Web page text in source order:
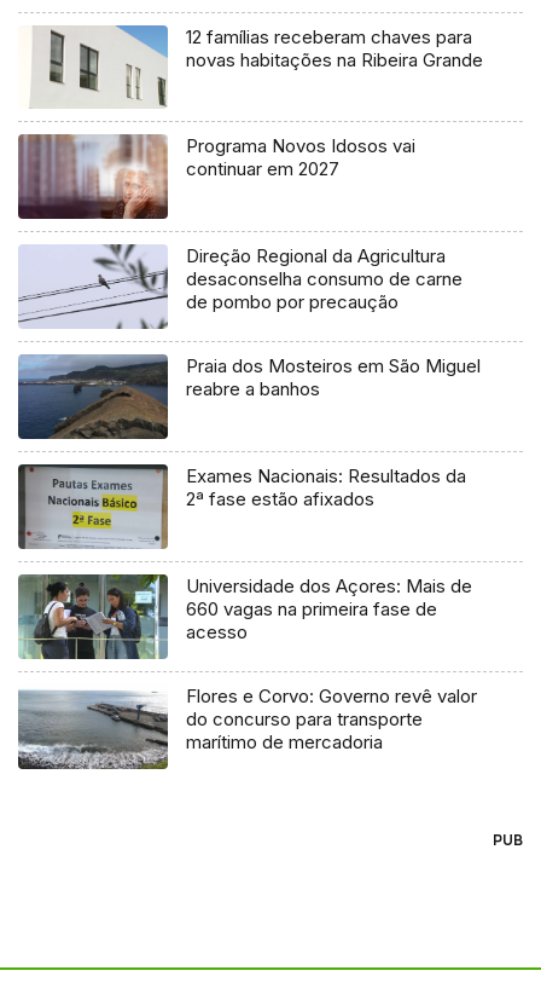
12 famílias receberam chaves para
novas habitações na Ribeira Grande
Programa Novos Idosos vai
continuar em 2027
Direção Regional da Agricultura
desaconselha consumo de carne
de pombo por precaução
Praia dos Mosteiros em São Miguel
reabre a banhos
Exames Nacionais: Resultados da
2ª fase estão afixados
Universidade dos Açores: Mais de
660 vagas na primeira fase de
acesso
Flores e Corvo: Governo revê valor
do concurso para transporte
marítimo de mercadoria
PUB